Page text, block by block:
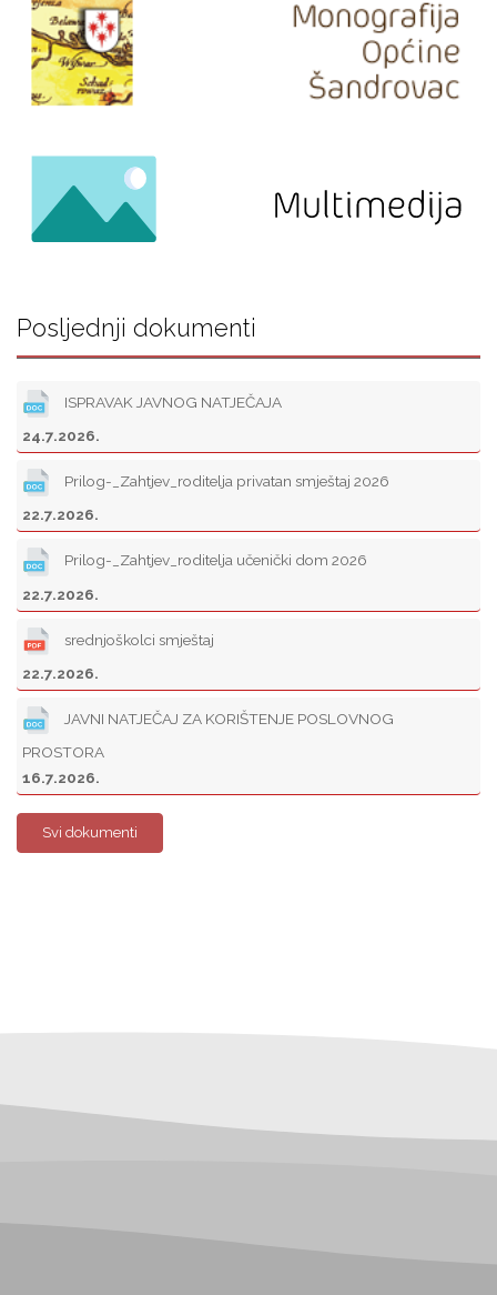
Posljednji dokumenti
ISPRAVAK JAVNOG NATJEČAJA
24.7.2026.
Prilog-_Zahtjev_roditelja privatan smještaj 2026
22.7.2026.
Prilog-_Zahtjev_roditelja učenički dom 2026
22.7.2026.
srednjoškolci smještaj
22.7.2026.
JAVNI NATJEČAJ ZA KORIŠTENJE POSLOVNOG
PROSTORA
16.7.2026.
Svi dokumenti